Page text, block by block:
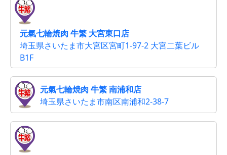
元氣七輪焼肉 牛繁 大宮東口店
埼玉県さいたま市大宮区宮町1-97-2 大宮二葉ビル
B1F
元氣七輪焼肉 牛繁 南浦和店
埼玉県さいたま市南区南浦和2-38-7